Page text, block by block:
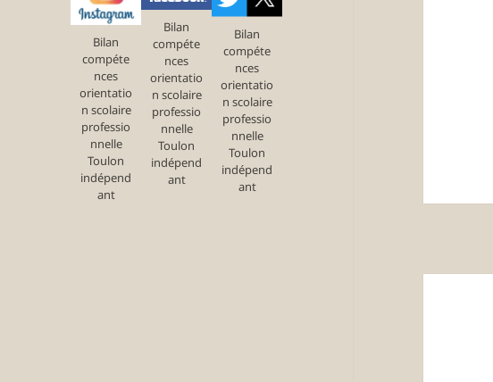
Bilan
compéte
nces
orientatio
n scolaire
professio
nnelle
Toulon
indépend
ant
Bilan
compéte
nces
orientatio
n scolaire
professio
nnelle
Toulon
indépend
ant
Bilan
compéte
nces
orientatio
n scolaire
professio
nnelle
Toulon
indépend
ant